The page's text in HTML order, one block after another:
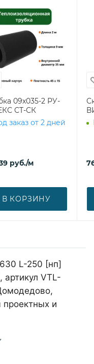
09х035-2 РУ-
СТ-СК
заказ от 2 дней
руб./м
В КОРЗИНУ
L-250 [нп]
VTL-
и